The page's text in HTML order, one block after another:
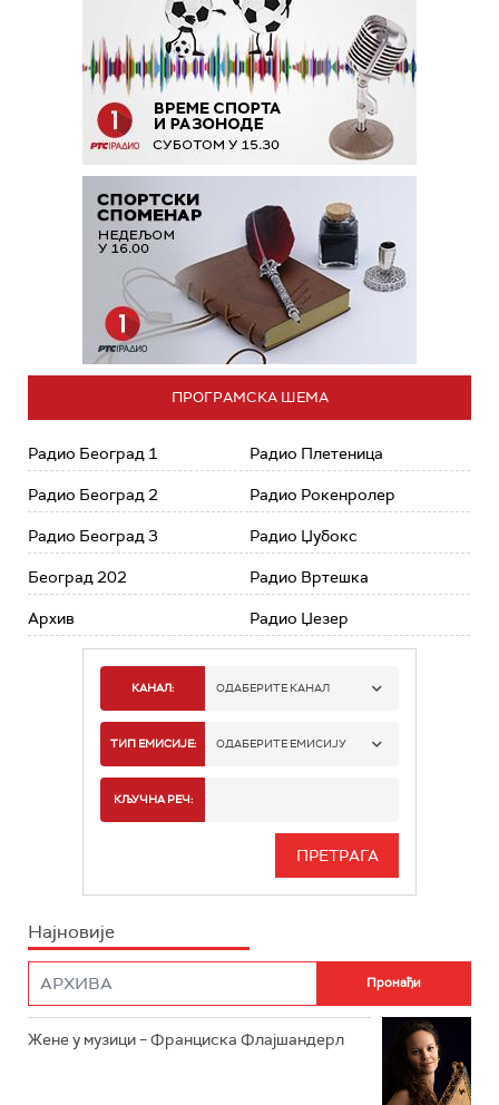
ПРОГРАМСКА ШЕМА
Радио Београд 1
Радио Београд 2
Радио Београд 3
Београд 202
Архив
Радио Плетеница
Радио Рокенролер
Радио Џубокс
Радио Вртешка
Радио Џезер
КАНАЛ: ОДАБЕРИТЕ КАНАЛ
РАДИО БЕОГРАД 1
РАДИО БЕОГРАД 3
РАДИО РОКЕНРОЛЕР
ТИП ЕМИСИЈЕ: ОДАБЕРИТЕ ЕМИСИЈУ
ИНФО
КЉУЧНА РЕЧ:
Најновије
Жене у музици – Франциска Флајшандерл